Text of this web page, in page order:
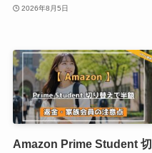
2026年8月5日
Amazon Prime Student 切